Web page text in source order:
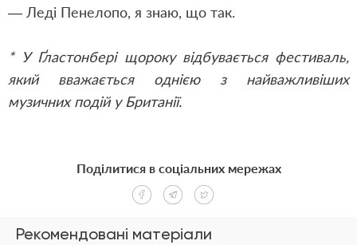
— Леді Пенелопо, я знаю, що так.
* У Ґластонбері щороку відбувається фестиваль,
який вважається однією з найважливіших
музичних подій у Британії.
Рекомендовані матеріали
Поділитися в соціальних мережах